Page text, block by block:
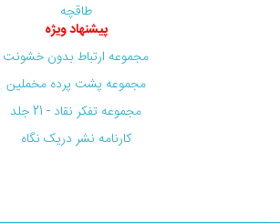
طاقچه
پیشنهاد ویژه
مجموعه ارتباط بدون خشونت
مجموعه پشت پرده مخملین
مجموعه تفکر نقاد - 21 جلد
کارنامه نشر دریک نگاه